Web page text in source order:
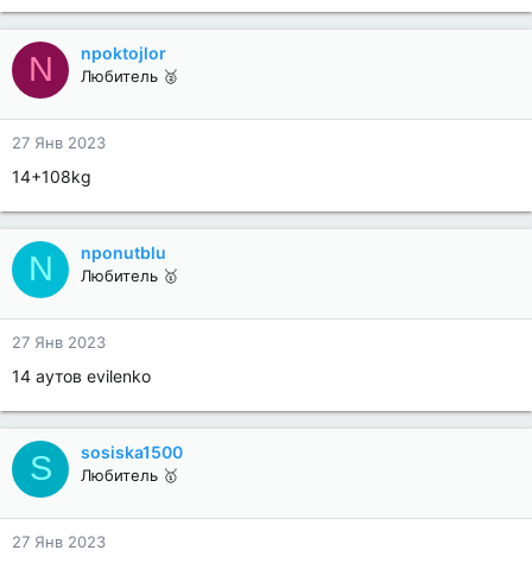
N npoktojlor
Любитель 🥈
27 Янв 2023
14+108kg
N nponutblu
Любитель 🥇
27 Янв 2023
14 аутов evilenko
S sosiska1500
Любитель 🥇
27 Янв 2023